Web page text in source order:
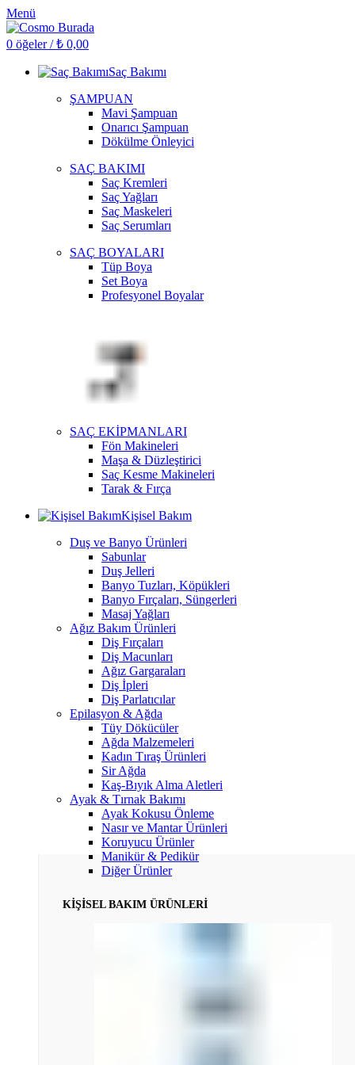
Menü
0 öğeler / ₺ 0,00
Saç Bakımı
ŞAMPUAN
Mavi Şampuan
Onarıcı Şampuan
Dökülme Önleyici
SAÇ BAKIMI
Saç Kremleri
Saç Yağları
Saç Maskeleri
Saç Serumları
SAÇ BOYALARI
Tüp Boya
Set Boya
Profesyonel Boyalar
SAÇ EKİPMANLARI
Fön Makineleri
Maşa & Düzleştirici
Saç Kesme Makineleri
Tarak & Fırça
Kişisel Bakım
Duş ve Banyo Ürünleri
Sabunlar
Duş Jelleri
Banyo Tuzları, Köpükleri
Banyo Fırçaları, Süngerleri
Masaj Yağları
Ağız Bakım Ürünleri
Diş Fırçaları
Diş Macunları
Ağız Gargaraları
Diş İpleri
Diş Parlatıcılar
Epilasyon & Ağda
Tüy Dökücüler
Ağda Malzemeleri
Kadın Tıraş Ürünleri
Sir Ağda
Kaş-Bıyık Alma Aletleri
Ayak & Tırnak Bakımı
Ayak Kokusu Önleme
Nasır ve Mantar Ürünleri
Koruyucu Ürünler
Manikür & Pedikür
Diğer Ürünler
KİŞİSEL BAKIM ÜRÜNLERİ